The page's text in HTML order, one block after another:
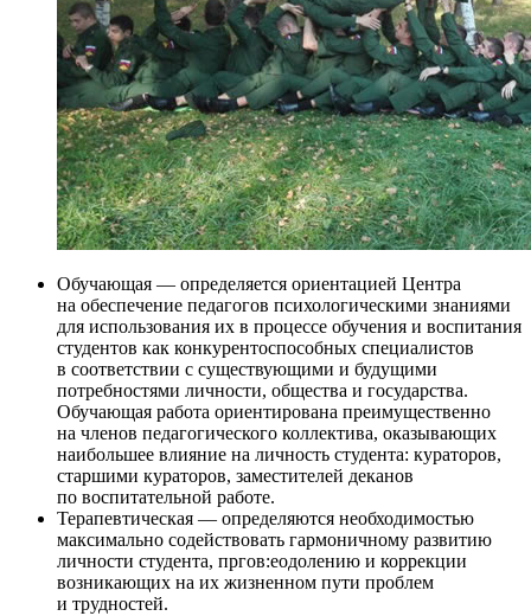
Обучающая — определяется ориентацией Центра
на обеспечение педагогов психологическими знаниями
для использования их в процессе обучения и воспитания
студентов как конкурентоспособных специалистов
в соответствии с существующими и будущими
потребностями личности, общества и государства.
Обучающая работа ориентирована преимущественно
на членов педагогического коллектива, оказывающих
наибольшее влияние на личность студента: кураторов,
старшими кураторов, заместителей деканов
по воспитательной работе.
Терапевтическая — определяются необходимостью
максимально содействовать гармоничному развитию
личности студента, пргов:еодолению и коррекции
возникающих на их жизненном пути проблем
и трудностей.